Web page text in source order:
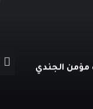
مؤمن الجندي